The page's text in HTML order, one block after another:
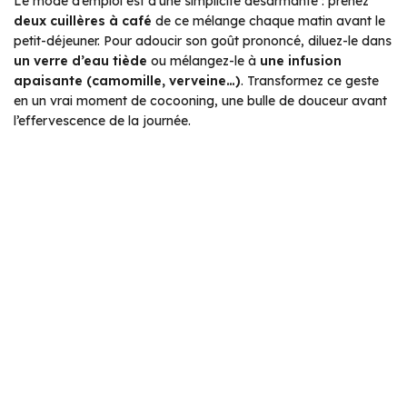
deux cuillères à café de ce mélange chaque matin avant le
petit-déjeuner. Pour adoucir son goût prononcé, diluez-le dans
un verre d’eau tiède ou mélangez-le à une infusion
apaisante (camomille, verveine…). Transformez ce geste
en un vrai moment de cocooning, une bulle de douceur avant
l’effervescence de la journée.